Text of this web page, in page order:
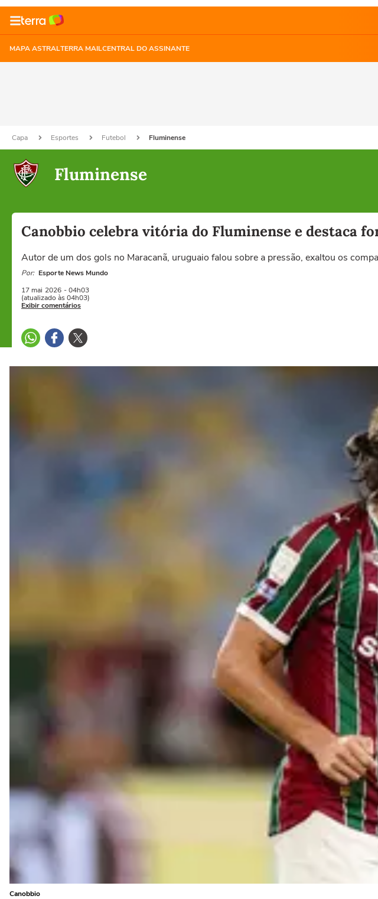
MAPA ASTRALTERRA MAILCENTRAL DO ASSINANTE
Capa Esportes Futebol Fluminense
Fluminense
Canobbio celebra vitória do Fluminense e destaca
Autor de um dos gols no Maracanã, uruguaio falou sobre a pressão, exaltou os
Por: Esporte News Mundo
17 mai 2026 - 04h03
(atualizado às 04h03)
Exibir comentários
Canobbio